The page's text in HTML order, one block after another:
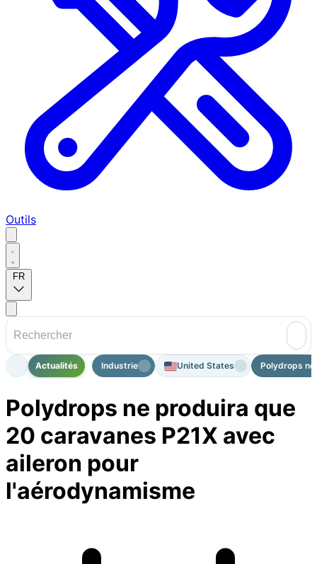
Outils
FR
Actualités Industrie United States Polydrops
Polydrops ne produira que
20 caravanes P21X avec
aileron pour
l'aérodynamisme